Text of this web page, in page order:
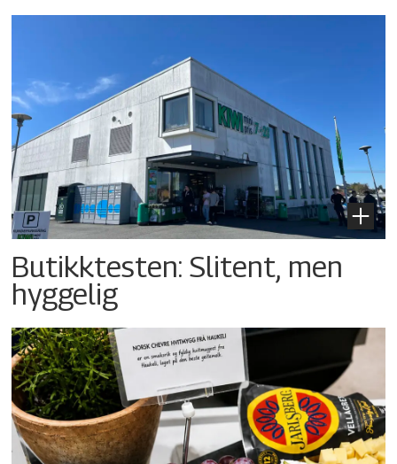
Butikktesten: Slitent, men
hyggelig